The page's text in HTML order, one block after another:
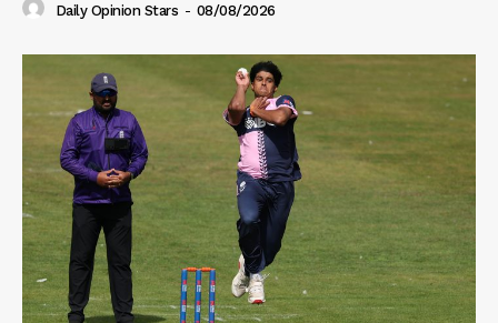
Daily Opinion Stars - 08/08/2026